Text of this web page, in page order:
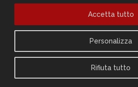
Personalizza
Rifiuta tutto
Accetta tutto
Cookie Policy